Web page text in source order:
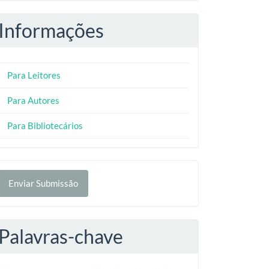
Informações
Para Leitores
Para Autores
Para Bibliotecários
Enviar Submissão
Palavras-chave